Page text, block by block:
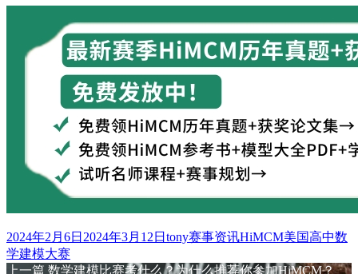
发
布
于
2024年2月6日 2024年3月12日 作
tony分
赛事资讯标
HiMCM美国高中数
学建模大赛
上一篇 上
数学建模比赛考什么？为什么推荐你参加HiMCM？